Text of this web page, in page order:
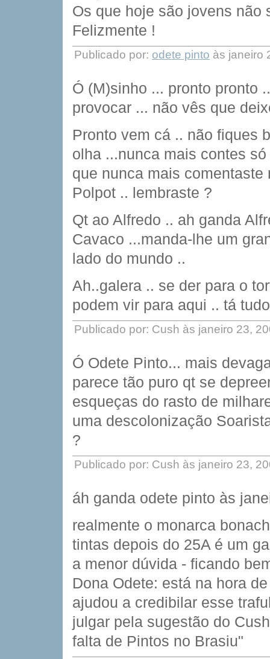
Os que hoje são jovens não
Felizmente !
Publicado por: odete pinto às janeiro
Ó (M)sinho ... pronto pronto
provocar ... não vês que
Pronto vem cá .. não fiques
olha ...nunca mais contes
que nunca mais
Polpot .. lembraste ?
Qt ao Alfredo .. ah ganda
Cavaco ...manda-lhe um
lado do mundo ..
Ah..galera .. se der para o
podem vir para aqui .. tá
Publicado por: Cush às janeiro 23,
Ó Odete Pinto... mais
parece tão puro qt se
esqueças do rasto de
uma descolonização
?
Publicado por: Cush às janeiro 23,
áh ganda odete pinto às
realmente o monarca
tintas depois do 25A é um
a menor dúvida - ficando
Dona Odete: está na hora
ajudou a credibilar esse
julgar pela sugestão do
falta de Pintos no Brasiu"